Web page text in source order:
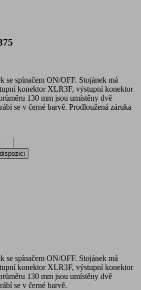
se spínačem ON/OFF. Stojánek má
konektor XLR3F, výstupní konektor
130 mm jsou umístěny dvě
se v černé barvě. Prodloužená záruka
se spínačem ON/OFF. Stojánek má
konektor XLR3F, výstupní konektor
130 mm jsou umístěny dvě
se v černé barvě.